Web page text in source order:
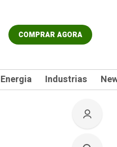
COMPRAR AGORA
Energia Industrias